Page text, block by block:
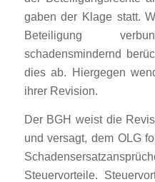
gaben der Klage statt.
Beteiligung
schadensmindernd
dies ab. Hiergegen
ihrer Revision.
Der BGH weist die
und versagt, dem OLG
Steuervorteile.